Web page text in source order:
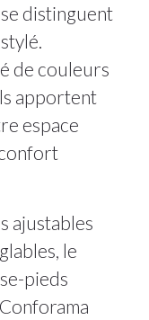
distinguent
de couleurs
apportent
espace
ajustables
le
pieds